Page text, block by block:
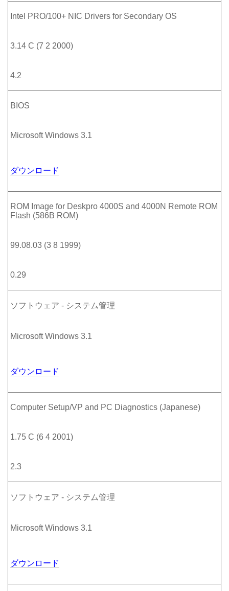
Intel PRO/100+ NIC Drivers for Secondary OS
3.14 C (7 2 2000)
4.2
BIOS
Microsoft Windows 3.1
ダウンロード
ROM Image for Deskpro 4000S and 4000N Remote ROM
Flash (586B ROM)
99.08.03 (3 8 1999)
0.29
ソフトウェア - システム管理
Microsoft Windows 3.1
ダウンロード
Computer Setup/VP and PC Diagnostics (Japanese)
1.75 C (6 4 2001)
2.3
ソフトウェア - システム管理
Microsoft Windows 3.1
ダウンロード